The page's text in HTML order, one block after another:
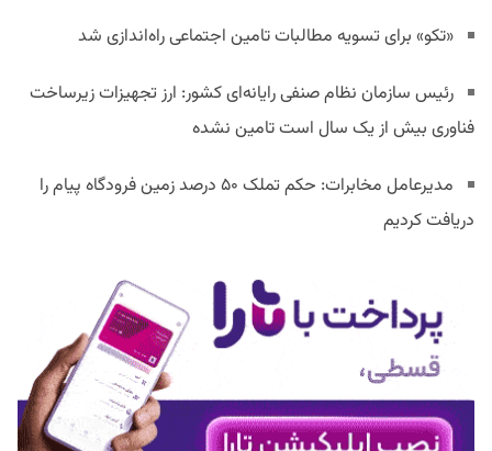
«تکو» برای تسویه مطالبات تامین اجتماعی راه‌اندازی شد
رئیس سازمان نظام صنفی رایانه‌ای کشور: ارز تجهیزات زیرساخت
فناوری بیش از یک سال است تامین نشده
مدیرعامل مخابرات: حکم تملک ۵۰ درصد زمین فرودگاه پیام را
دریافت کردیم